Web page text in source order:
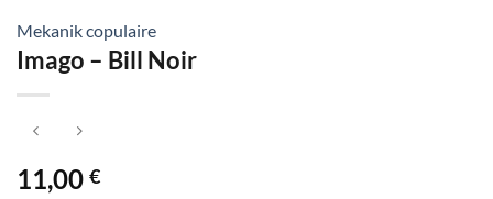
Mekanik copulaire
Imago – Bill Noir
11,00 €